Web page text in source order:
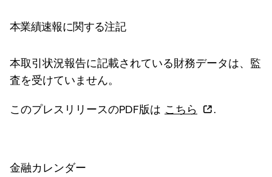
本業績速報に関する注記
本取引状況報告に記載されている財務データは、監
査を受けていません。
このプレスリリースのPDF版は こちら .
金融カレンダー